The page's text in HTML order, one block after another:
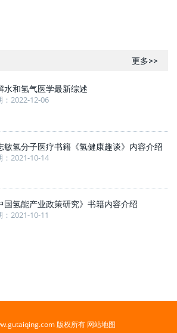
更多>>
水和氢气医学最新综述
：2022-12-06
敏氢分子医疗书籍《氢健康趣谈》内容介绍
：2021-10-14
国氢能产业政策研究》书籍内容介绍
：2021-10-11
版权所有 网站地图